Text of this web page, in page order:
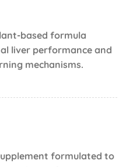
based formula
liver performance and
mechanisms.
formulated to